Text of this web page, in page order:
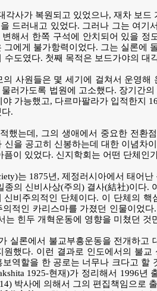
각사가 복원되고 있었으나, 재차 보
드러내고 있었다. 그러나 그는 여
해서 한쪽 구석에 안치되어 있을
에게 불가항력이었다. 그는 실론에
도였다. 첫째 목적은 보드가야의
사원들은 몇 세기에 걸쳐서 운영
러가도록 법원에 고소했다. 장기간
가능했고, 다르마팔라가 입적한지
.
했는데, 그의 생애에서 중요한 전
신을 공고히 신봉하는데 대한 이념
이 있었다. 신지학회는 어떤 단체인
는 1875년, 제정러시아에서 태어
의 신비사상(주의) 결사(結社)이다
비주의적인 단체이다. 이 단체의
적인 카리스마를 가졌던 인물이었
는 힌두 개혁운동에 영향을 미쳤던 것
실론에서 불교부흥운동을 전개하
했다. 이런 결과로 인도에서의 불
역할을 한 공로는 너무나 크다고
1925-현재)가 정리해서 1996
박사에 의해서 그의 편집책임으